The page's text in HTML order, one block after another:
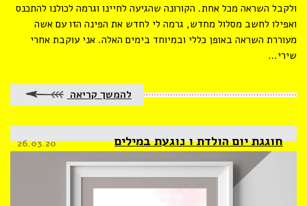
ולקבל השראה מכל אחת. הקורונה שהגיעה לחיינו וגרמה לכולנו להתכנס
ואפילו לחשב מסלול מחדש, גרמה לי לחדש את הפינה הזו עם אשה
מעוררת השראה באופן כללי ובמיוחד בימים האלה. אני עוקבת אחרי
שירי…
להמשך קריאה
חוגגת יום הולדת ו נוגעת במילים Posted
on
26.03.20